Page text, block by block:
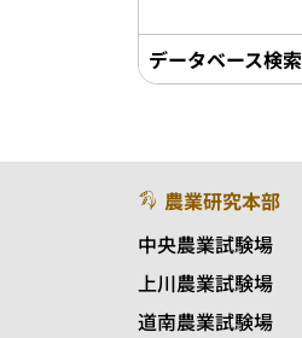
データベース検索
農業研究本部
中央農業試験場
上川農業試験場
道南農業試験場